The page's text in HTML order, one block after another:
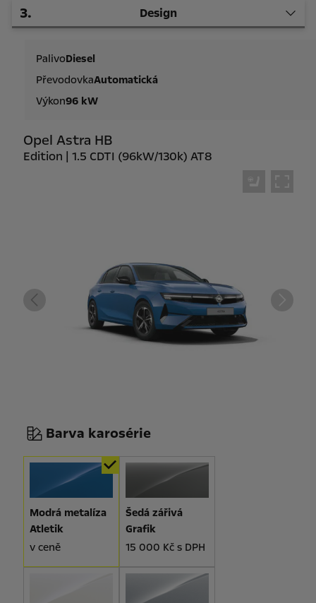
3. Design
Opel Astra HB
Edition | 1.5 CDTI (96kW/130k) AT8
PalivoDiesel
PřevodovkaAutomatická
Výkon96 kW
Barva karosérie
Modrá metalíza
Atletik
v ceně
Šedá zářivá
Grafik
15 000 Kč s DPH